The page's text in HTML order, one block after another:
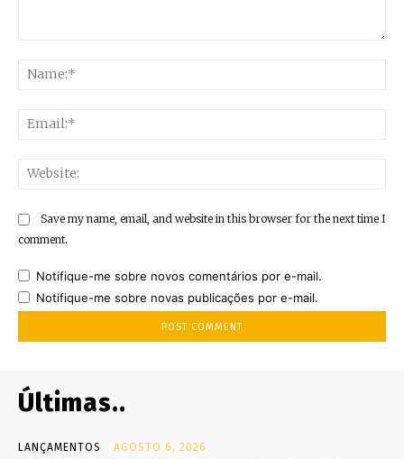
Save my name, email, and website in this browser for the next time I
comment.
Notifique-me sobre novos comentários por e-mail.
Notifique-me sobre novas publicações por e-mail.
Últimas..
LANÇAMENTOS AGOSTO 6, 2026